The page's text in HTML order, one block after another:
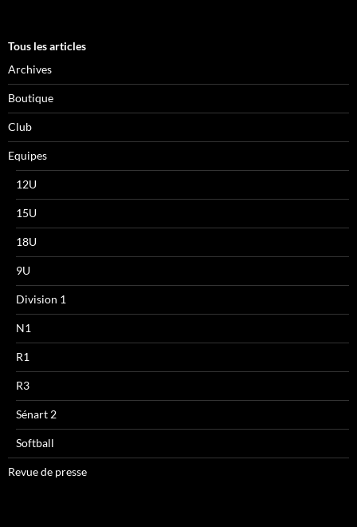
Tous les articles
Archives
Boutique
Club
Equipes
12U
15U
18U
9U
Division 1
N1
R1
R3
Sénart 2
Softball
Revue de presse